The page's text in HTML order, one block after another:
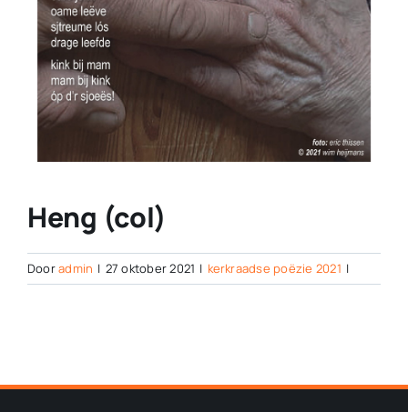
Heng (col)
Dooradmin | 27 oktober 2021 | kerkraadse poëzie 2021 |